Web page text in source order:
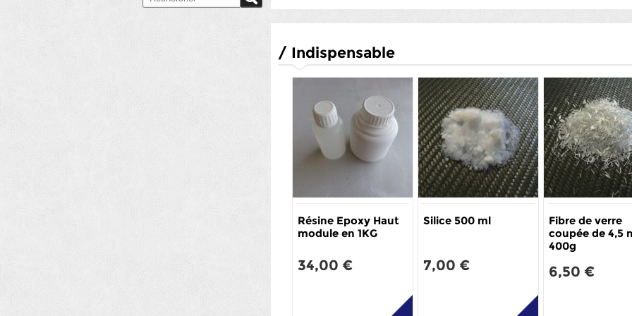
/ Indispensable
Résine Epoxy Haut
module en 1KG
34,00 €
Silice 500 ml
7,00 €
Fibre de verre
coupée de 4,5
400g
6,50 €